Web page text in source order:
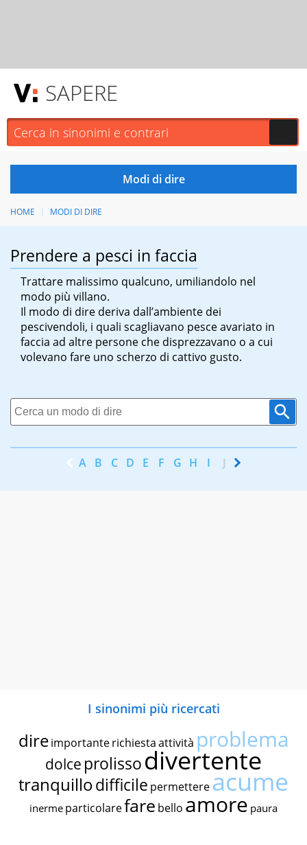
SAPERE
HOME MODI DI DIRE
Prendere a pesci in faccia
Trattare malissimo qualcuno, umiliandolo nel
modo più villano.
Il modo di dire deriva dall’ambiente dei
pescivendoli, i quali scagliavano pesce avariato in
faccia ad altre persone che disprezzavano o a cui
volevano fare uno scherzo di cattivo gusto.
A B C D E F G H I J K
I sinonimi più ricercati
dire importante richiestaattività problema
dolce prolissodivertente
tranquillodifficile permettereacume
inerme particolarefare bello amore paura